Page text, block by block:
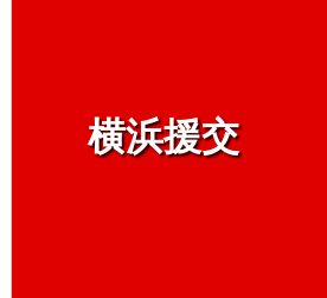
横浜援交